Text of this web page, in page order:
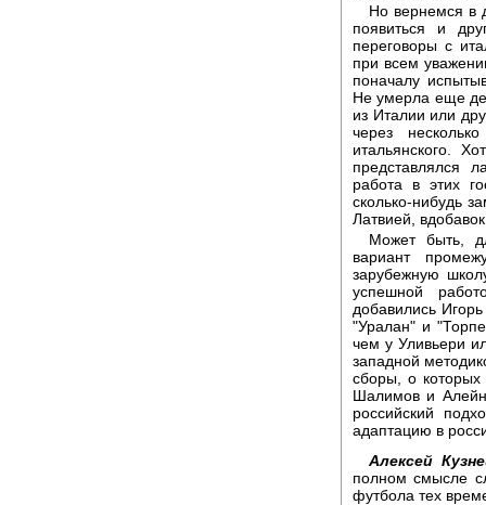
Но вернемся в
появиться и
переговоры с
при всем
поначалу
Не умерла еще
из Италии или
через
итальянского.
представлялся
работа в этих
сколько-нибудь
Латвией,
Может быть,
вариант
зарубежную
успешной
добавились
"Уралан" и
чем у Уливьери
западной
сборы, о
Шалимов и
российский
адаптацию в
Алексей
полном смысле
футбола тех